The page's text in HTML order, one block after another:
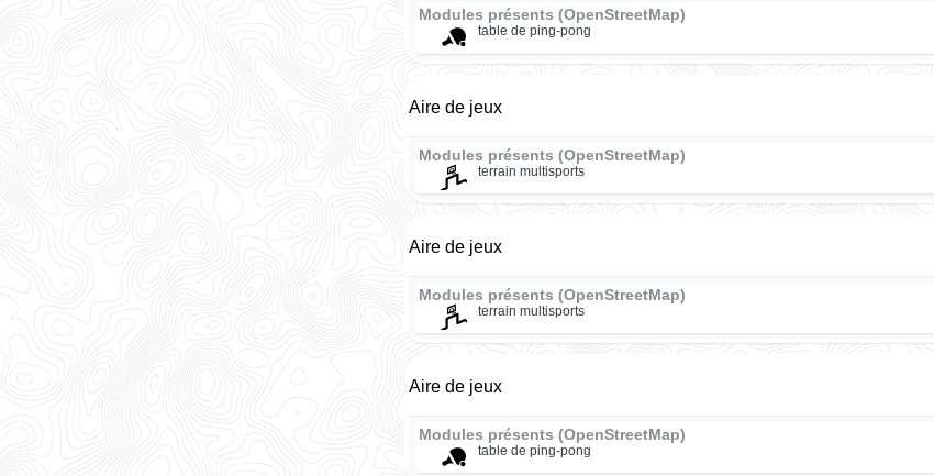
Modules présents (OpenStreetMap)
table de ping-pong
Aire de jeux
Modules présents (OpenStreetMap)
terrain multisports
Aire de jeux
Modules présents (OpenStreetMap)
terrain multisports
Aire de jeux
Modules présents (OpenStreetMap)
table de ping-pong